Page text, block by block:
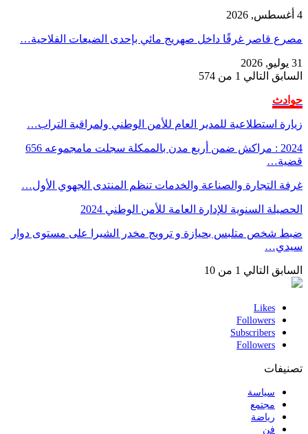
4 أغسطس, 2026
مصرع قاصر غرقًا داخل صهريج مائي بإحدى الضيعات الفلاحية…
31 يوليو, 2026
السابق التالي 1 من 574
حوادث
زيارة استطلاعية للمدير العام للأمن الوطني ولمراقبة التراب…
2024 : مراكش ضمن أربع مدن بالممكلة سجلت مامجموعه 656
قضية…
غرفة التجارة والصناعة والخدمات تنظم المنتدى الجهوي الأول…
الحصيلة السنوية للإدارة العامة للأمن الوطني 2024
ضبط شخص متلبس بحيازة و ترويج مخدر الشيرا على مستوى دوار
سيدي…
السابق التالي 1 من 10
Likes
Followers
Subscribers
Followers
تصنيفات
سياسة
مجتمع
رياضة
فن